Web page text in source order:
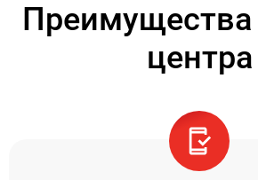
Преимущества
центра